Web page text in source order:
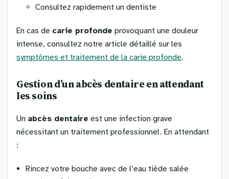
Consultez rapidement un dentiste
En cas de carie profonde provoquant une douleur
intense, consultez notre article détaillé sur les
symptômes et traitement de la carie profonde.
Gestion d’un abcès dentaire en attendant
les soins
Un abcès dentaire est une infection grave
nécessitant un traitement professionnel. En attendant
:
Rincez votre bouche avec de l’eau tiède salée